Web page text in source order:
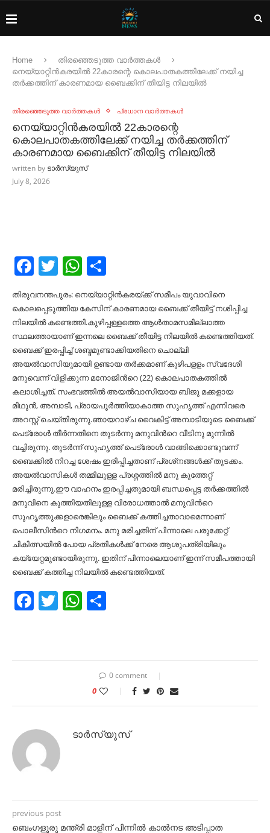
Home
തിരഞ്ഞെടുത്ത വാർത്തകൾ
നെയ്യാറ്റിൻകരയില്‍ 22കാരന്റെ കൊലപാതകത്തിലേക്ക് നയിച്ച
തര്‍ക്കത്തിന് കാരണമായ ബൈക്കിന് തീയിട്ട നിലയില്‍
തിരഞ്ഞെടുത്ത വാർത്തകൾ പ്രധാന വാർത്തകൾ
നെയ്യാറ്റിൻകരയില്‍ 22കാരന്റെ
കൊലപാതകത്തിലേക്ക് നയിച്ച തര്‍ക്കത്തിന്
കാരണമായ ബൈക്കിന് തീയിട്ട നിലയില്‍
written by ടാർസ്യുസ്
July 8, 2026
Facebook
TwitterWhatsApp
തിരുവനന്തപുരം: നെയ്യാറ്റിൻകരയ്ക്ക് സമീപം യുവാവിനെ
കൊലപ്പെടുത്തിയ കേസിന് കാരണമായ ബൈക്ക് തീയിട്ട് നശിപ്പിച്ച
നിലയില്‍ കണ്ടെത്തി.കുഴിപ്പള്ളത്തെ ആള്‍താമസമില്ലാത്ത
സ്ഥലത്തായാണ് ഇന്നലെ ബൈക്ക് തീയിട്ട നിലയില്‍ കണ്ടെത്തിയത്.
ബൈക്ക് ഇരപ്പിച്ച്‌ ശബ്ദമുണ്ടാക്കിയതിനെ ചൊല്ലി
അയല്‍വാസിയുമായി ഉണ്ടായ തര്‍ക്കമാണ് കുഴിപളളം സ്വദേശി
മനുവെന്ന് വിളിക്കുന്ന മനോജിന്‍റെ (22) കൊലപാതകത്തില്‍
കലാശിച്ചത്. സംഭവത്തില്‍ അയല്‍വാസിയായ ബിജു മക്കളായ
മിഥുന്‍, അമ്പാടി, പ്രായപൂര്‍ത്തിയാകാത്ത സുഹൃത്ത് എന്നിവരെ
അറസ്റ്റ് ചെയ്തിരുന്നു.ഞായറാഴ്ച വൈകിട്ട് അമ്പാടിയുടെ ബൈക്ക്
പെട്രോള്‍ തീര്‍ന്നതിനെ തുടര്‍ന്നു മനുവിന്‍റെ വീടിനു മുന്നില്‍
വച്ചിരുന്നു. തുടര്‍ന്ന് സുഹൃത്ത് പെട്രോള്‍ വാങ്ങിക്കൊണ്ടുവന്ന്
ബൈക്കില്‍ നിറച്ച ശേഷം ഇരിപ്പിച്ചതാണ് പ്രശ്‌നങ്ങള്‍ക്ക് തുടക്കം.
അയല്‍വാസികള്‍ തമ്മിലുള്ള പ്രശ്നത്തില്‍ മനു കുത്തേറ്റ്
മരിച്ചിരുന്നു.ഈ വാഹനം ഇരപ്പിച്ചതുമായി ബന്ധപ്പെട്ട തർക്കത്തില്‍
മനുവിനെ കുത്തിയതിലുള്ള വിരോധത്താല്‍ മനുവിന്‍റെ
സുഹൃത്തുക്കളാരെങ്കിലും ബൈക്ക് കത്തിച്ചതാവാമെന്നാണ്
പൊലീസിന്‍റെ നിഗമനം. മനു മരിച്ചതിന് പിന്നാലെ പരുക്കേറ്റ്
ചികിത്സയില്‍ പോയ പ്രതികള്‍ക്ക് നേരെ ആശുപത്രിയിലും
കയ്യേറ്റമുണ്ടായിരുന്നു. ഇതിന് പിന്നാലെയാണ് ഇന്ന് സമീപത്തായി
ബൈക്ക് കത്തിച്ച നിലയില്‍ കണ്ടെത്തിയത്.
Facebook
TwitterWhatsApp
0 comment
0
ടാർസ്യുസ്
previous post
ബെംഗളൂരു മന്ത്രി മാളിന് പിന്നില്‍ കാല്‍നട അടിപ്പാത